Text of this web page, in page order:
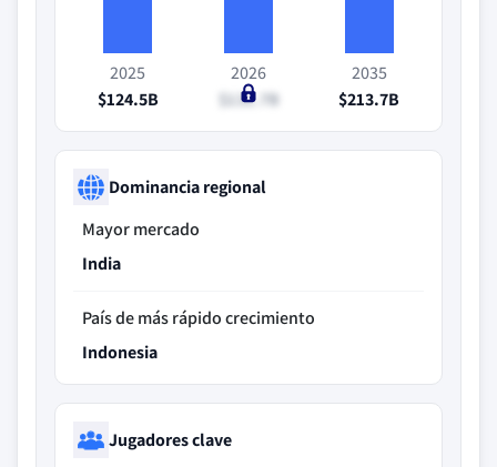
2025
$124.5B
2026
$131.7B
2035
$213.7B
Dominancia regional
Mayor mercado
India
País de más rápido crecimiento
Indonesia
Jugadores clave